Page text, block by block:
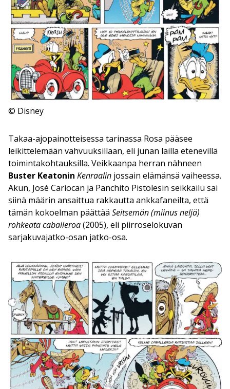
© Disney
Takaa-ajopainotteisessa tarinassa Rosa pääsee
leikittelemään vahvuuksillaan, eli junan lailla etenevillä
toimintakohtauksilla. Veikkaanpa herran nähneen
Buster Keatonin Kenraalin jossain elämänsä vaiheessa.
Akun, José Cariocan ja Panchito Pistolesin seikkailu sai
siinä määrin ansaittua rakkautta ankkafaneilta, että
tämän kokoelman päättää Seitsemän (miinus neljä)
rohkeata caballeroa(2005), eli piirroselokuvan
sarjakuvajatko-osan jatko-osa.